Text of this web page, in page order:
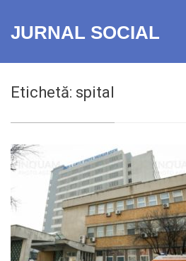
JURNAL SOCIAL
Etichetă: spital